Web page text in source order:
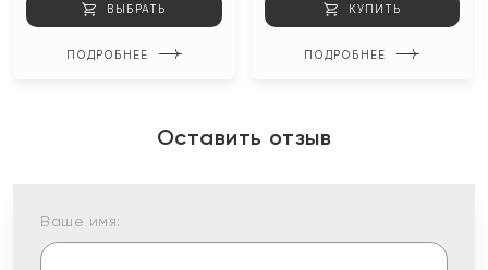
ВЫБРАТЬ
ПОДРОБНЕЕ
КУПИТЬ
ПОДРОБНЕЕ
Оставить отзыв
Ваше имя: